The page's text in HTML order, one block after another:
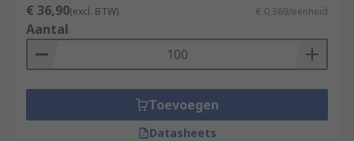
€ 36,90(excl. BTW) € 0,369/eenheid
Aantal
Toevoegen
Datasheets